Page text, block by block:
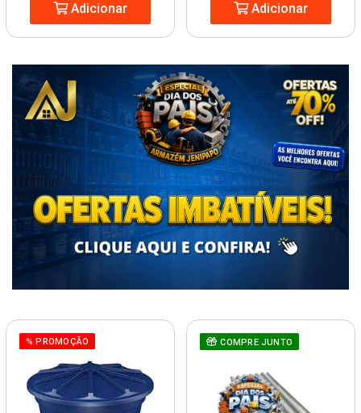
Adicionar Adicionar
% PROMOÇÃO COMPRE JUNTO